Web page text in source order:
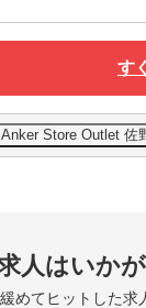
す
Store Outlet 佐
人はいか
めてヒットした求